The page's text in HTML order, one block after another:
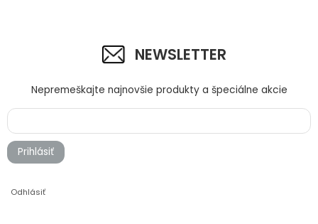
NEWSLETTER
Nepremeškajte najnovšie produkty a špeciálne akcie
Prihlásiť
Odhlásiť